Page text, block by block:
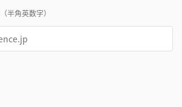
（半角英数字）